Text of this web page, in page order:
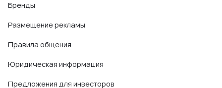
Бренды
Размещение рекламы
Правила общения
Юридическая информация
Предложения для инвесторов